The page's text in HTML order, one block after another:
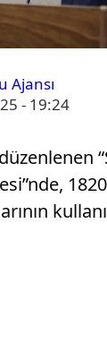
Ajansı
- 19:24